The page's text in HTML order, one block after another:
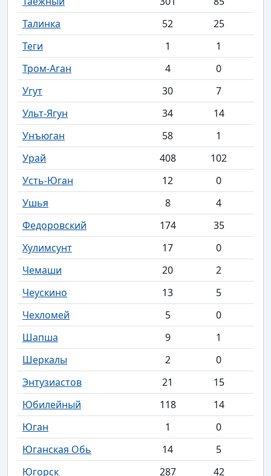
Талинка
52
25
Теги
1
1
Тром-Аган
4
0
Угут
30
7
Ульт-Ягун
34
14
Унъюган
58
1
Урай
408
102
Усть-Юган
12
0
Ушья
8
4
Федоровский
174
35
Хулимсунт
17
0
Чемаши
20
2
Чеускино
13
5
Чехломей
5
0
Шапша
9
1
Шеркалы
2
0
Энтузиастов
21
15
Юбилейный
118
14
Юган
1
0
Юганская Обь
14
5
Югорск
287
42